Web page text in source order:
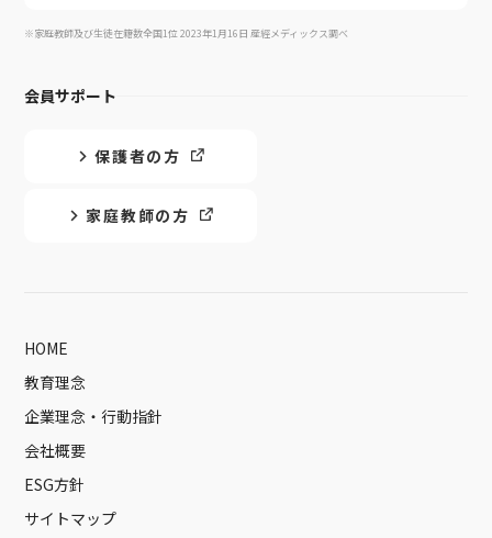
※家庭教師及び生徒在籍数全国1位 2023年1月16日 産經メディックス調べ
会員サポート
保護者の方
家庭教師の方
HOME
教育理念
企業理念・行動指針
会社概要
ESG方針
サイトマップ